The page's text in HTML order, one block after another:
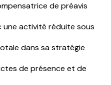
de préavis
une activité réduite sous
dans sa stratégie
de présence et de